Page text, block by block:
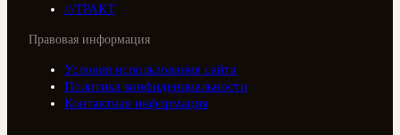
///ТРАКТ
Правовая информация
Условия использования сайта
Политика конфиденциальности
Контактная информация